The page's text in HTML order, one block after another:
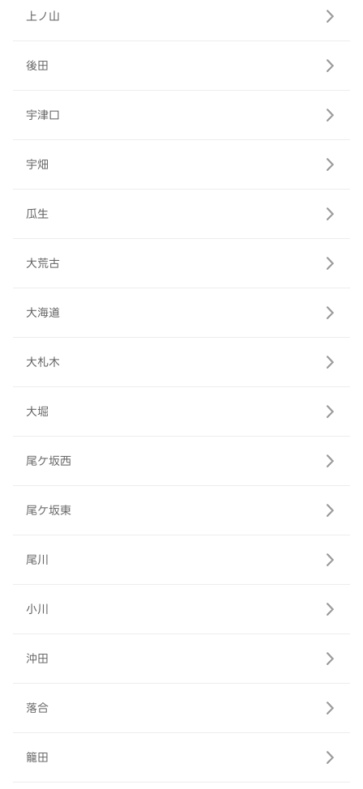
上ノ山
後田
宇津口
宇畑
瓜生
大荒古
大海道
大札木
大堀
尾ケ坂西
尾ケ坂東
尾川
小川
沖田
落合
籠田